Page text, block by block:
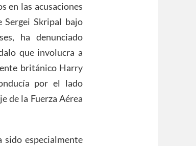
en las acusaciones
Sergei Skripal bajo
ha denunciado
que involucra a
británico Harry
por el lado
de la Fuerza Aérea
sido especialmente